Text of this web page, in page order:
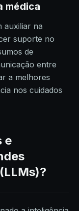
médica
auxiliar na
suporte no
de
entre
a melhores
nos cuidados
e